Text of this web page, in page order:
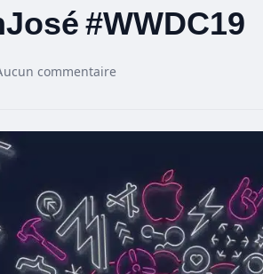
#WWDC19
commentaire